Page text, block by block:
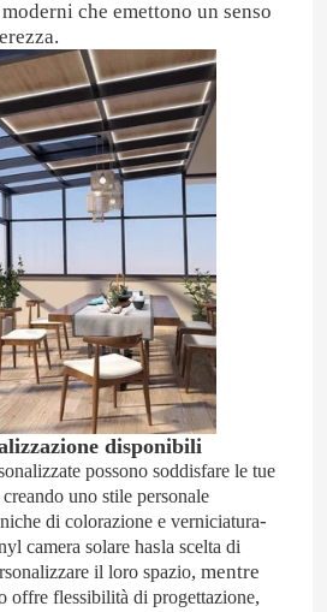
che emettono un senso
disponibili
possono soddisfare le tue
uno stile personale
di colorazione e verniciatura-
camera solare hasla scelta di
il loro spazio, mentre
offre flessibilità di progettazione,